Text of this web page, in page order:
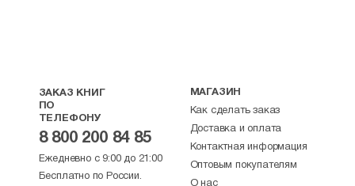
ЗАКАЗ КНИГ
ПО
ТЕЛЕФОНУ
8 800 200 84 85
Ежедневно с 9:00 до 21:00
Бесплатно по России.
МАГАЗИН
Как сделать заказ
Доставка и оплата
Контактная информация
Оптовым покупателям
О нас